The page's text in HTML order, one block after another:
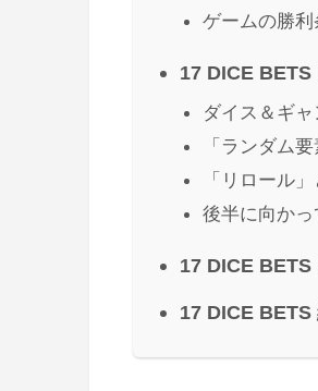
ゲームの勝利
17 DICE BETS
ダイス＆ギ
「ランダム
「リロール
後半に向か
17 DICE BETS
17 DICE BETS